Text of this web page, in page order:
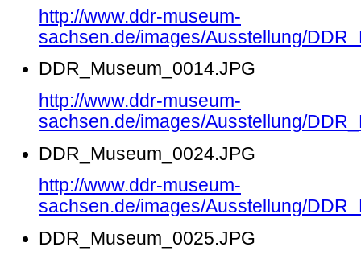
http://www.ddr-museum-
sachsen.de/images/Ausstellung/
DDR_Museum_0014.JPG
http://www.ddr-museum-
sachsen.de/images/Ausstellung/
DDR_Museum_0024.JPG
http://www.ddr-museum-
sachsen.de/images/Ausstellung/
DDR_Museum_0025.JPG